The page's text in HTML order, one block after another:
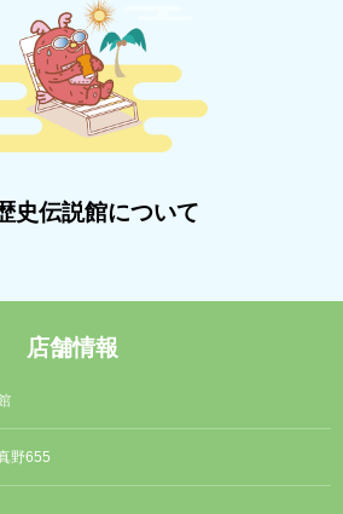
史伝説館について
店舗情報
野655